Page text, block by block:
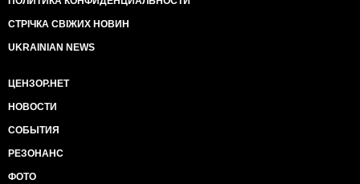
СТРІЧКА СВІЖИХ НОВИН
UKRAINIAN NEWS
ЦЕНЗОР.НЕТ
НОВОСТИ
СОБЫТИЯ
РЕЗОНАНС
ФОТО